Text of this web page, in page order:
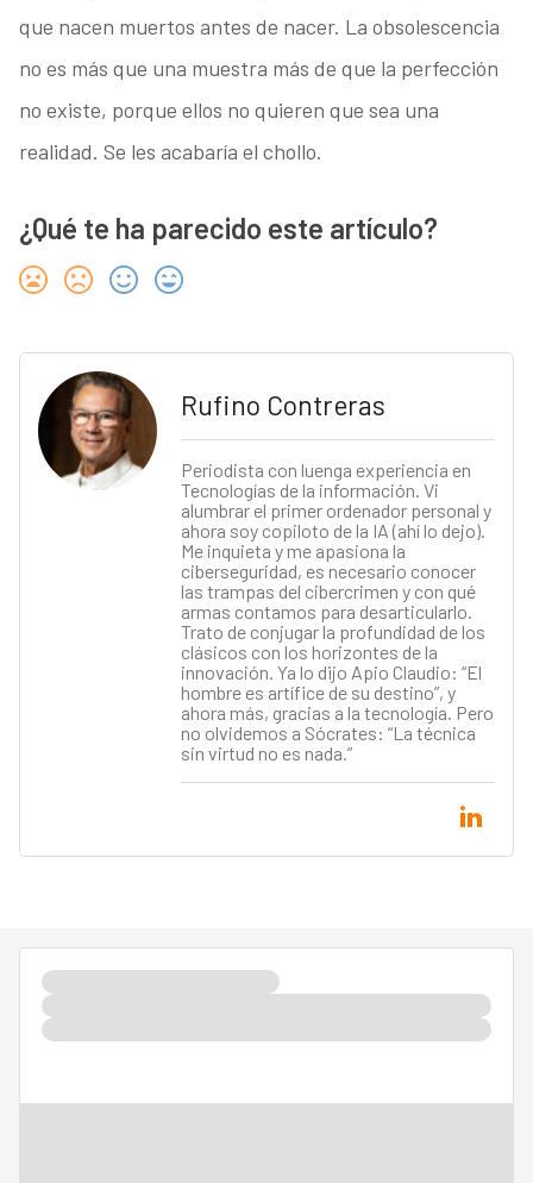
que nacen muertos antes de nacer. La obsolescencia
no es más que una muestra más de que la perfección
no existe, porque ellos no quieren que sea una
realidad. Se les acabaría el chollo.
¿Qué te ha parecido este artículo?
Rufino Contreras
Periodista con luenga experiencia en
Tecnologías de la información. Vi
alumbrar el primer ordenador personal y
ahora soy copiloto de la IA (ahí lo dejo).
Me inquieta y me apasiona la
ciberseguridad, es necesario conocer
las trampas del cibercrimen y con qué
armas contamos para desarticularlo.
Trato de conjugar la profundidad de los
clásicos con los horizontes de la
innovación. Ya lo dijo Apio Claudio: “El
hombre es artífice de su destino”, y
ahora más, gracias a la tecnología. Pero
no olvidemos a Sócrates: “La técnica
sin virtud no es nada.”